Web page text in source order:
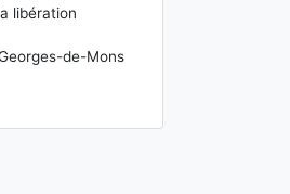
libération
de-Mons